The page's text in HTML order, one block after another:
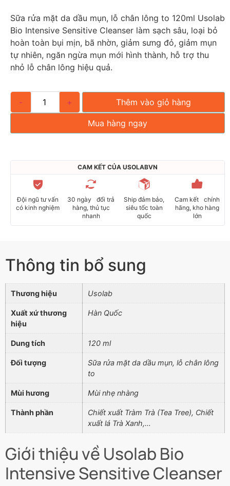
Sữa rửa mặt da dầu mụn, lỗ chân lông to 120ml Usolab
Bio Intensive Sensitive Cleanser làm sạch sâu, loại bỏ
hoàn toàn bụi mịn, bã nhờn, giảm sưng đỏ, giảm mụn
tự nhiên, ngăn ngừa mụn mới hình thành, hỗ trợ thu
nhỏ lỗ chân lông hiệu quả.
- + Thêm vào giỏ hàng
Mua hàng ngay
CAM KẾT CỦA USOLABVN
Đội ngũ tư vấn
có kinh nghiệm
30 ngày đổi trả
hàng, thủ tục
nhanh
Ship đảm bảo,
siêu tốc toàn
quốc
Cam kết chính
hãng, kho hàng
lớn
Thông tin bổ sung
Thương hiệu Usolab
Xuất xứ thương
hiệu
Hàn Quốc
Dung tích 120 ml
Đối tượng
Sữa rửa mặt da dầu mụn, lỗ chân lông
to
Mùi hương Mùi nhẹ nhàng
Thành phần
Chiết xuất Tràm Trà (Tea Tree), Chiết
xuất lá Trà Xanh,…
Giới thiệu về Usolab Bio
Intensive Sensitive Cleanser